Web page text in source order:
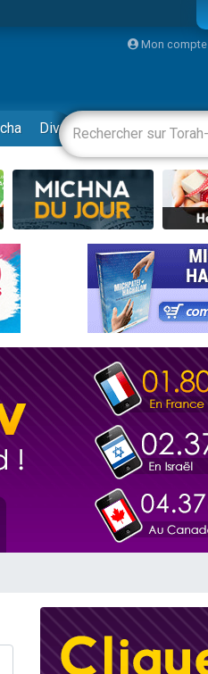
insalubre
à travers le temps
perdre leur maman
Mon compte
Divertissements Livres